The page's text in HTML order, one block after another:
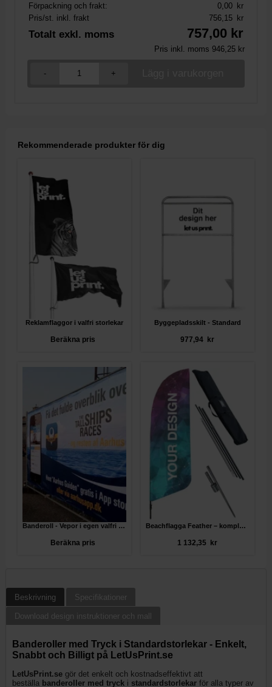
Förpackning och frakt: 0,00 kr
Pris/st. inkl. frakt
756,15 kr
Totalt exkl. moms 757,00 kr
Pris inkl. moms 946,25 kr
- +
Rekommenderade produkter för dig
Reklamflaggor i valfri storlekar
Beräkna pris
Byggepladsskilt - Standard
977,94 kr
Banderoll - Vepor i egen valfri storlek
Beräkna pris
Beachflagga Feather – komplett paket
1 132,35 kr
Beskrivning Specifikationer
Download design instruktioner och mall
Banderoller med Tryck i Standardstorlekar - Enkelt,
Snabbt och Billigt på LetUsPrint.se
LetUsPrint.segör det enkelt och kostnadseffektivt att
beställa banderoller med trycki standardstorlekarför alla typer av